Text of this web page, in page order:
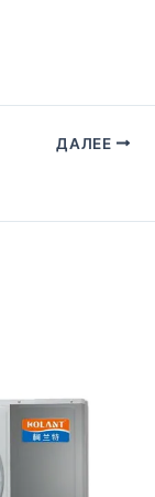
ДАЛЕЕ